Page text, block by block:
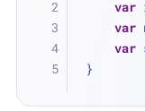
var
var
var
}